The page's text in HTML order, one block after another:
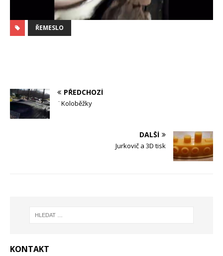
ŘEMESLO
PŘEDCHOZÍ
¨Koloběžky
DALŠÍ
Jurkovič a 3D tisk
KONTAKT